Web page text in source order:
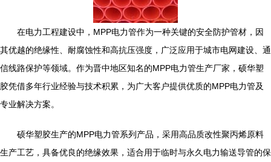
在电力工程建设中，MPP电力管作为一种关键的安全防护管材，因
其优越的绝缘性、耐腐蚀性和高抗压强度，广泛应用于城市电网建设、通
信线路保护等领域。作为晋中地区知名的MPP电力管生产厂家，硕华塑
胶凭借多年行业经验与技术积累，为广大客户提供优质的MPP电力管及
专业解决方案。
硕华塑胶生产的MPP电力管系列产品，采用高品质改性聚丙烯原料
生产工艺，具备优良的绝缘效果，适合用于临时与永久电力输送导管的保